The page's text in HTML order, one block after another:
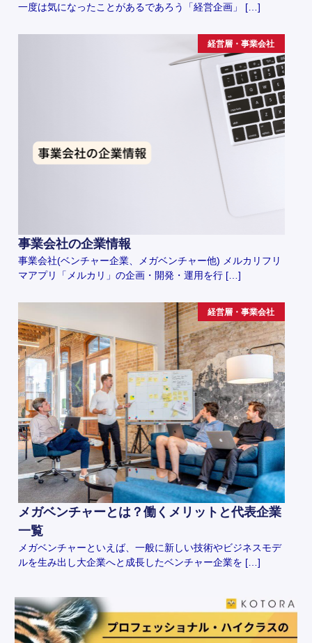
一度は気になったことがあるであろう「経営企画」 […]
経営層・事業会社
事業会社の企業情報
事業会社(ベンチャー企業、メガベンチャー他) メルカリフリ
マアプリ「メルカリ」の企画・開発・運用を行 […]
経営層・事業会社
メガベンチャーとは？働くメリットと代表企業
一覧
メガベンチャーといえば、一般に新しい技術やビジネスモデ
ルを生み出し大企業へと成長したベンチャー企業を […]